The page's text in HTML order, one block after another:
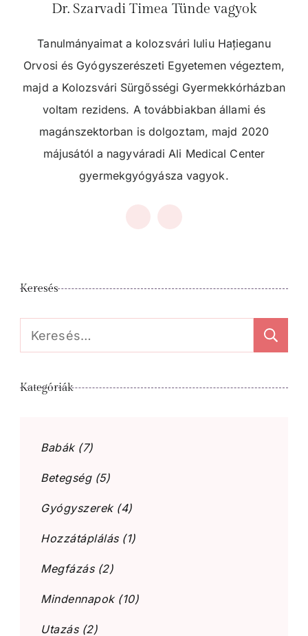
Dr. Szarvadi Timea Tünde vagyok
Tanulmányaimat a kolozsvári Iuliu Hațieganu
Orvosi és Gyógyszerészeti Egyetemen végeztem,
majd a Kolozsvári Sürgősségi Gyermekkórházban
voltam rezidens. A továbbiakban állami és
magánszektorban is dolgoztam, majd 2020
májusától a nagyváradi Ali Medical Center
gyermekgyógyásza vagyok.
Keresés
Keresés:
Kategóriák
Babák(7)
Betegség(5)
Gyógyszerek(4)
Hozzátáplálás(1)
Megfázás(2)
Mindennapok(10)
Utazás(2)